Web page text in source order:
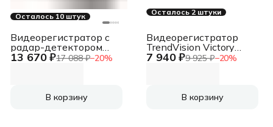
Осталось 10 штук
13 670 ₽17 088 ₽−20%
Видеорегистратор с
радар-детектором
Sho-Me Combo Note
В корзину
Осталось 2 штуки
7 940 ₽9 925 ₽−20%
Видеорегистратор
TrendVision Victory
черный 2Mpix
В корзину